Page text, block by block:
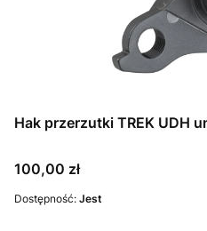
Hak przerzutki TREK UDH
Cena
100,00 zł
Dostępność: Jest